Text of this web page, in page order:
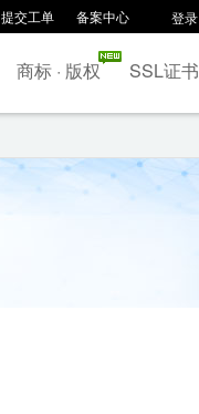
提交工单 备案中心 登录
商标 · 版权 SSL证书